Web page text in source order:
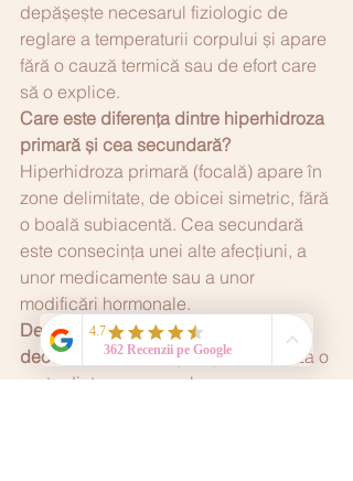
depășește necesarul fiziologic de
reglare a temperaturii corpului și apare
fără o cauză termică sau de efort care
să o explice.
Care este diferența dintre hiperhidroza
primară și cea secundară?
Hiperhidroza primară (focală) apare în
zone delimitate, de obicei simetric, fără
o boală subiacentă. Cea secundară
este consecința unei alte afecțiuni, a
unor medicamente sau a unor
modificări hormonale.
De ce nu îmi mai fac efect
deodorantele și antiperspirantele?
La o
parte dintre persoanele cu